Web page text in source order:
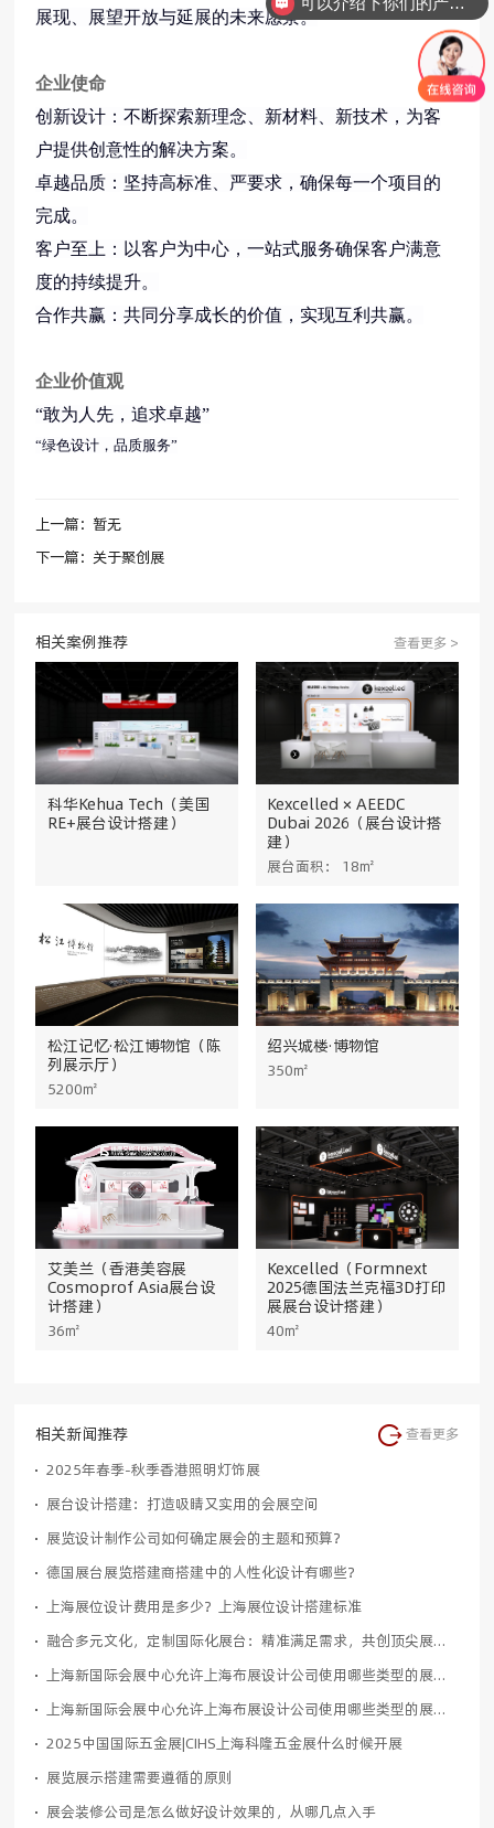
展现、展望开放与延展的未来愿景。
企业使命
创新设计：不断探索新理念、新材料、新技术，为客
户提供创意性的解决方案。
卓越品质：坚持高标准、严要求，确保每一个项目的
完成。
客户至上：以客户为中心，一站式服务确保客户满意
度的持续提升。
合作共赢：共同分享成长的价值，实现互利共赢。
企业价值观
“敢为人先，追求卓越”
“绿色设计，品质服务”
上一篇：暂无
下一篇：关于聚创展
相关案例推荐 查看更多 >
科华Kehua Tech（美国
RE+展台设计搭建）
Kexcelled × AEEDC
Dubai 2026（展台设计搭
建）
展台面积： 18㎡
松江记忆·松江博物馆（陈
列展示厅）
5200㎡
绍兴城楼·博物馆
350㎡
艾美兰（香港美容展
Cosmoprof Asia展台设
计搭建）
36㎡
Kexcelled（Formnext
2025德国法兰克福3D打印
展展台设计搭建）
40㎡
相关新闻推荐 查看更多
2025年春季-秋季香港照明灯饰展
展台设计搭建：打造吸睛又实用的会展空间
展览设计制作公司如何确定展会的主题和预算？
德国展台展览搭建商搭建中的人性化设计有哪些？
上海展位设计费用是多少？上海展位设计搭建标准
融合多元文化，定制国际化展台：精准满足需求，共创顶尖展示体
上海新国际会展中心允许上海布展设计公司使用哪些类型的展位搭建材料？
上海新国际会展中心允许上海布展设计公司使用哪些类型的展位搭建材料？
2025中国国际五金展|CIHS上海科隆五金展什么时候开展
展览展示搭建需要遵循的原则
展会装修公司是怎么做好设计效果的，从哪几点入手